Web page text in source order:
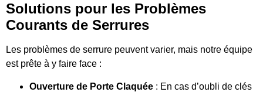
Solutions pour les Problèmes
Courants de Serrures
Les problèmes de serrure peuvent varier, mais notre équipe
est prête à y faire face :
Ouverture de Porte Claquée : En cas d’oubli de clés